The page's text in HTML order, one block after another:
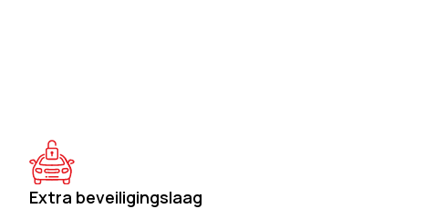
Extra beveiligingslaag